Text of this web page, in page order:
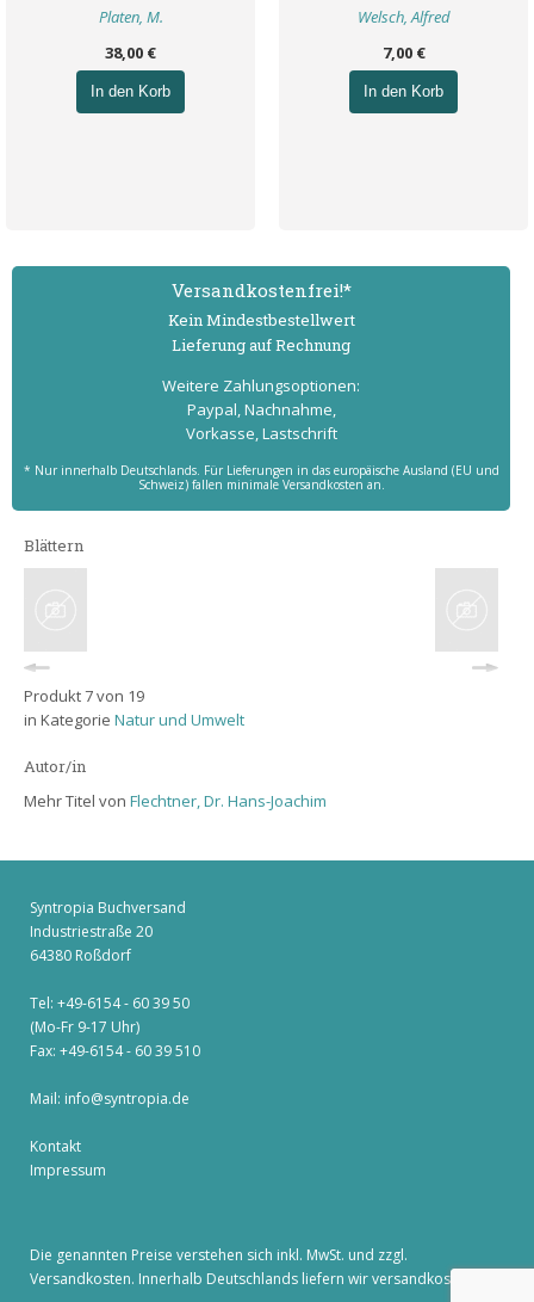
Platen, M.
38,00 €
In den Korb
Welsch, Alfred
7,00 €
In den Korb
Versand­kostenfrei!*
Kein Mindest­bestell­wert
Lieferung auf Rechnung
Weitere Zahlungs­optionen:
Paypal, Nachnahme,
Vorkasse, Lastschrift
* Nur innerhalb Deutschlands. Für Lieferungen in das europäische Ausland (EU und
Schweiz) fallen minimale Versandkosten an.
Blättern
Produkt 7 von 19
in Kategorie Natur und Umwelt
Autor/in
Mehr Titel von Flechtner, Dr. Hans-Joachim
Syntropia Buchversand
Industriestraße 20
64380 Roßdorf
Tel: +49-6154 - 60 39 50
(Mo-Fr 9-17 Uhr)
Fax: +49-6154 - 60 39 510
Mail: info@syntropia.de
Kontakt
Impressum
Die genannten Preise verstehen sich inkl. MwSt. und zzgl.
Versandkosten. Innerhalb Deutschlands liefern wir versandkostenfrei!